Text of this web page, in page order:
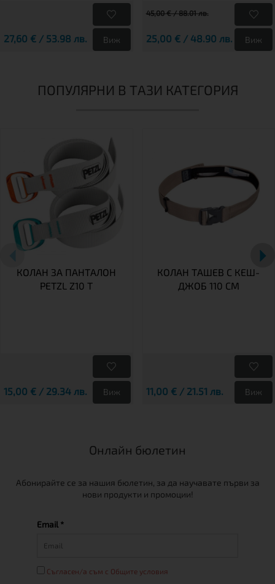
27,60 € / 53.98 лв. Виж
45,00 € / 88.01 лв.
25,00 € / 48.90 лв. Виж
ПОПУЛЯРНИ В ТАЗИ КАТЕГОРИЯ
КОЛАН ЗА ПАНТАЛОН
PETZL Z10 T
15,00 € / 29.34 лв. Виж
КОЛАН ТАШЕВ С КЕШ-
ДЖОБ 110 СМ
11,00 € / 21.51 лв. Виж
Онлайн бюлетин
Абонирайте се за нашия бюлетин, за да научавате първи за
нови продукти и промоции!
Email *
Съгласен/а съм с Общите условия